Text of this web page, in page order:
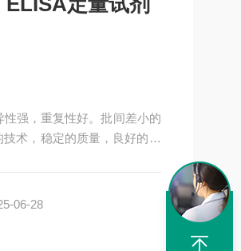
性强，重复性好。批间差小的
术，稳定的质量，良好的口
06-28